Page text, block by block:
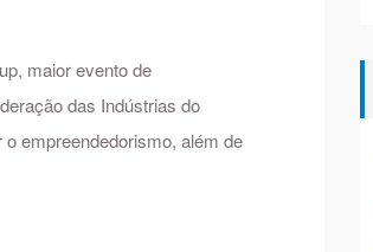
maior evento de
das Indústrias do
empreendedorismo, além de